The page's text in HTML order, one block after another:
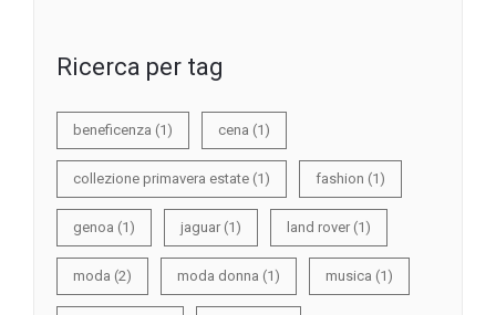
Ricerca per tag
beneficenza (1) cena (1)
collezione primavera estate (1) fashion (1)
genoa (1) jaguar (1) land rover (1)
moda (2) moda donna (1) musica (1)